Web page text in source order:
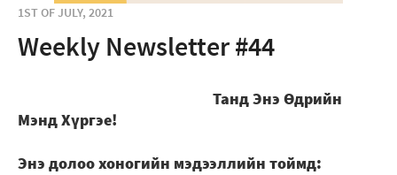
1ST OF JULY, 2021
Weekly Newsletter #44
Танд Энэ Өдрийн
Мэнд Хүргэе!
Энэ долоо хоногийн мэдээллийн тоймд: